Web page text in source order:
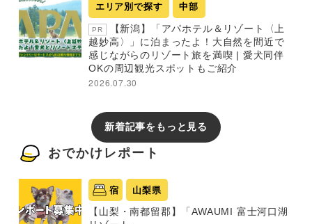
エリア別で探す 中部
PR
【新潟】「アパホテル＆リゾート〈上
越妙高〉」に泊まったよ！大自然を間近で
感じながらのリゾート旅を満喫 | 愛犬同伴
OKの周辺観光スポットもご紹介
2026.07.30
新着記事をもっと見る
おでかけレポート
宿 山梨県
【山梨・南都留郡】「AWAUMI 富士河口湖